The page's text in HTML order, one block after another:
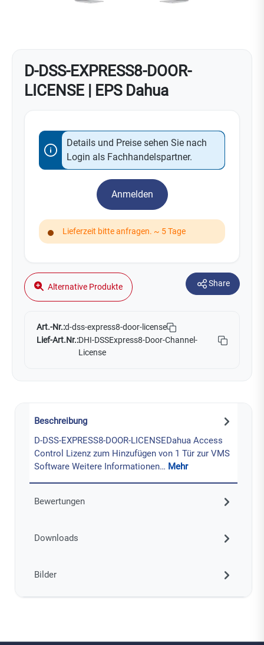
D-DSS-EXPRESS8-DOOR-
LICENSE | EPS Dahua
Details und Preise sehen Sie nach
Login als Fachhandelspartner.
Anmelden
Lieferzeit bitte anfragen. ~ 5 Tage
Alternative Produkte Share
Art.-Nr.:d-dss-express8-door-license
Lief-Art.Nr.:DHI-DSSExpress8-Door-Channel-
License
Beschreibung
D-DSS-EXPRESS8-DOOR-LICENSEDahua Access
Control Lizenz zum Hinzufügen von 1 Tür zur VMS
Software Weitere Informationen… Mehr
Bewertungen
Downloads
Bilder